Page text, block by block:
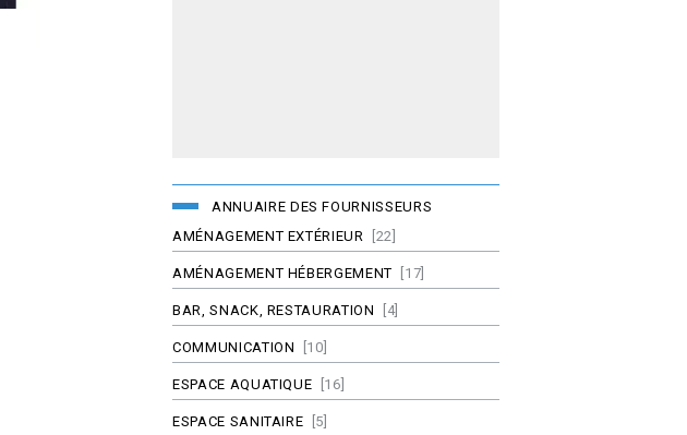
ANNUAIRE DES FOURNISSEURS
AMÉNAGEMENT EXTÉRIEUR
[22]
AMÉNAGEMENT HÉBERGEMENT [17]
BAR, SNACK, RESTAURATION [4]
COMMUNICATION [10]
ESPACE AQUATIQUE [16]
ESPACE SANITAIRE [5]